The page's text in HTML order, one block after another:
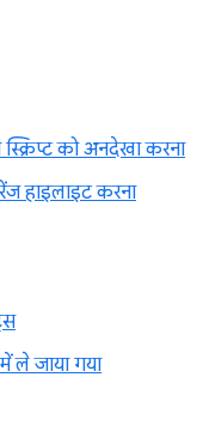
को अनदेखा करना
हाइलाइट करना
ले जाया गया